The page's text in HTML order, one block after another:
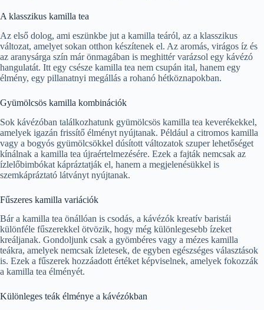
A klasszikus kamilla tea
Az első dolog, ami eszünkbe jut a kamilla teáról, az a klasszikus
változat, amelyet sokan otthon készítenek el. Az aromás, virágos íz és
az aranysárga szín már önmagában is meghittér varázsol egy kávézó
hangulatát. Itt egy csésze kamilla tea nem csupán ital, hanem egy
élmény, egy pillanatnyi megállás a rohanó hétköznapokban.
Gyümölcsös kamilla kombinációk
Sok kávézóban találkozhatunk gyümölcsös kamilla tea keverékekkel,
amelyek igazán frissítő élményt nyújtanak. Például a citromos kamilla
vagy a bogyós gyümölcsökkel dúsított változatok szuper lehetőséget
kínálnak a kamilla tea újraértelmezésére. Ezek a fajták nemcsak az
ízlelőbimbókat kápráztatják el, hanem a megjelenésükkel is
szemkápráztató látványt nyújtanak.
Fűszeres kamilla variációk
Bár a kamilla tea önállóan is csodás, a kávézók kreatív baristái
különféle fűszerekkel ötvözik, hogy még különlegesebb ízeket
kreáljanak. Gondoljunk csak a gyömbéres vagy a mézes kamilla
teákra, amelyek nemcsak ízletesek, de egyben egészséges választások
is. Ezek a fűszerek hozzáadott értéket képviselnek, amelyek fokozzák
a kamilla tea élményét.
Különleges teák élménye a kávézókban